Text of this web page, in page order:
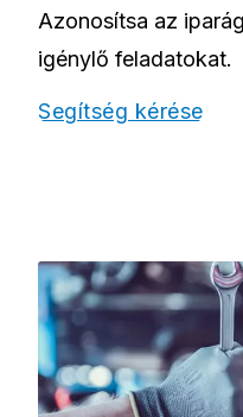
Azonosítsa az
igénylő feladatokat.
Segítség kérése